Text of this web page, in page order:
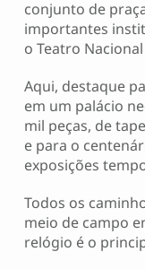
conjunto de
importantes
o Teatro
Aqui, destaque
em um palácio
mil peças, de
e para o
exposições
Todos os
meio de campo
relógio é o